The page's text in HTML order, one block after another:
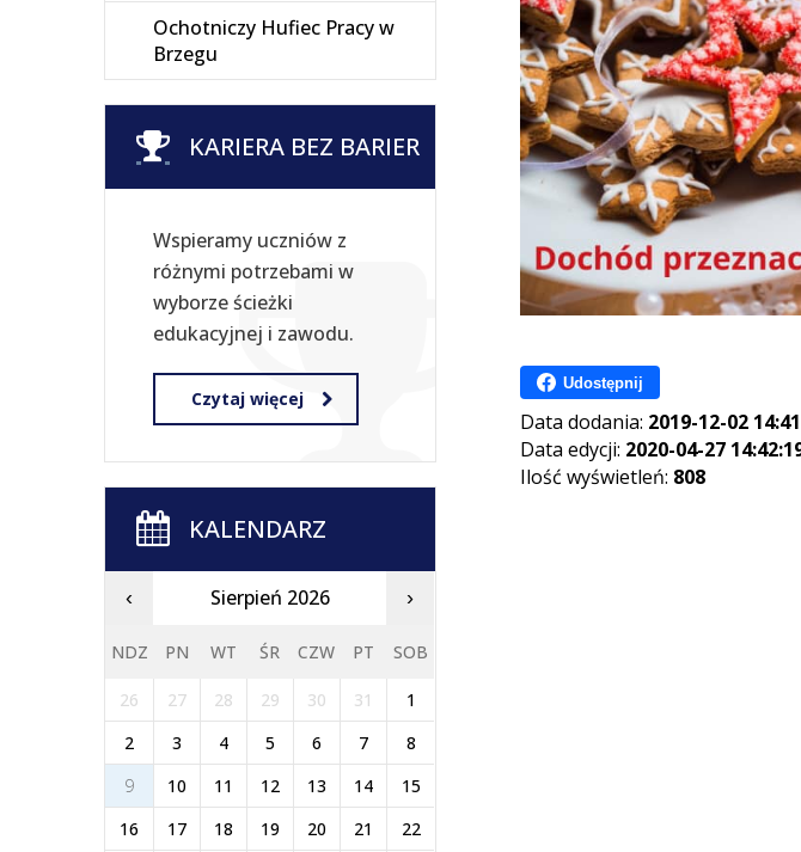
Udostępnij
Data dodania: 2019-12-02
Data edycji: 2020-04-27
Ilość wyświetleń: 808
Ochotniczy Hufiec Pracy w
Brzegu
KARIERA BEZ BARIER
Wspieramy uczniów z
różnymi potrzebami w
wyborze ścieżki
edukacyjnej i zawodu.
Czytaj więcej
KALENDARZ
‹ Sierpień 2026 ›
NDZ PN WT ŚR CZW PT SOB
26 27 28 29 30 31
1
2
3 4 5 6 7
8
9
10 11 12 13 14
15
16
17 18 19 20 21
22